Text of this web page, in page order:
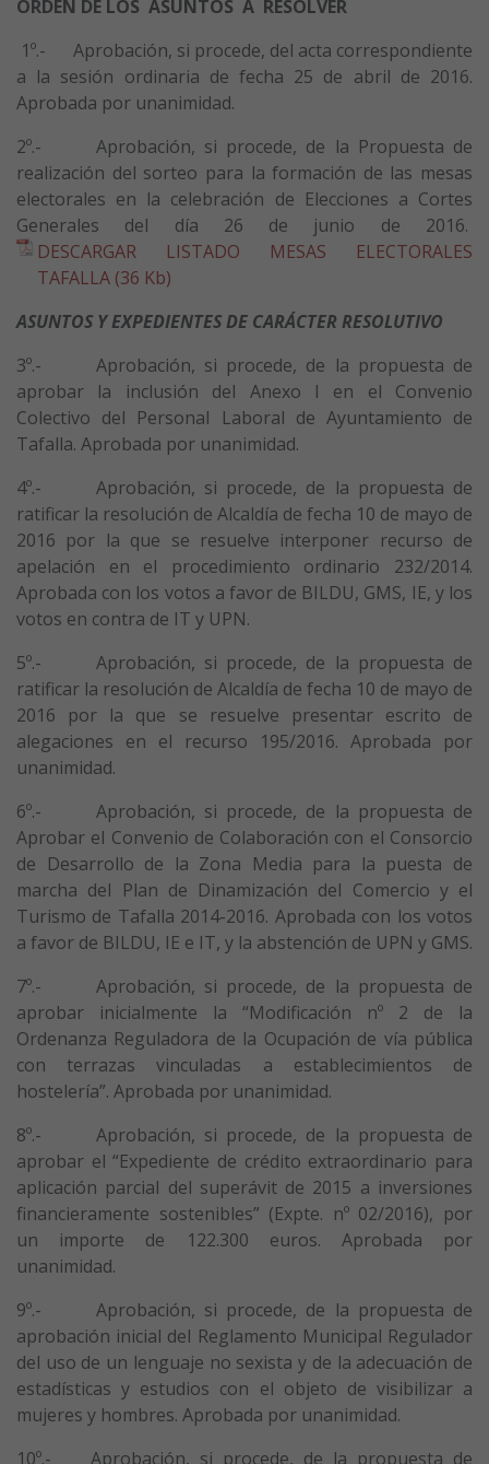
ORDEN DE LOS ASUNTOS A RESOLVER
1º.- Aprobación, si procede, del acta correspondiente
a la sesión ordinaria de fecha 25 de abril de 2016.
Aprobada por unanimidad.
2º.- Aprobación, si procede, de la Propuesta de
realización del sorteo para la formación de las mesas
electorales en la celebración de Elecciones a Cortes
Generales del día 26 de junio de 2016.
DESCARGAR LISTADO MESAS ELECTORALES
TAFALLA (36 Kb)
ASUNTOS Y EXPEDIENTES DE CARÁCTER RESOLUTIVO
3º.- Aprobación, si procede, de la propuesta de
aprobar la inclusión del Anexo I en el Convenio
Colectivo del Personal Laboral de Ayuntamiento de
Tafalla. Aprobada por unanimidad.
4º.- Aprobación, si procede, de la propuesta de
ratificar la resolución de Alcaldía de fecha 10 de mayo de
2016 por la que se resuelve interponer recurso de
apelación en el procedimiento ordinario 232/2014.
Aprobada con los votos a favor de BILDU, GMS, IE, y los
votos en contra de IT y UPN.
5º.- Aprobación, si procede, de la propuesta de
ratificar la resolución de Alcaldía de fecha 10 de mayo de
2016 por la que se resuelve presentar escrito de
alegaciones en el recurso 195/2016. Aprobada por
unanimidad.
6º.- Aprobación, si procede, de la propuesta de
Aprobar el Convenio de Colaboración con el Consorcio
de Desarrollo de la Zona Media para la puesta de
marcha del Plan de Dinamización del Comercio y el
Turismo de Tafalla 2014-2016. Aprobada con los votos
a favor de BILDU, IE e IT, y la abstención de UPN y GMS.
7º.- Aprobación, si procede, de la propuesta de
aprobar inicialmente la “Modificación nº 2 de la
Ordenanza Reguladora de la Ocupación de vía pública
con terrazas vinculadas a establecimientos de
hostelería”. Aprobada por unanimidad.
8º.- Aprobación, si procede, de la propuesta de
aprobar el “Expediente de crédito extraordinario para
aplicación parcial del superávit de 2015 a inversiones
financieramente sostenibles” (Expte. nº 02/2016), por
un importe de 122.300 euros. Aprobada por
unanimidad.
9º.- Aprobación, si procede, de la propuesta de
aprobación inicial del Reglamento Municipal Regulador
del uso de un lenguaje no sexista y de la adecuación de
estadísticas y estudios con el objeto de visibilizar a
mujeres y hombres. Aprobada por unanimidad.
10º.- Aprobación, si procede, de la propuesta de